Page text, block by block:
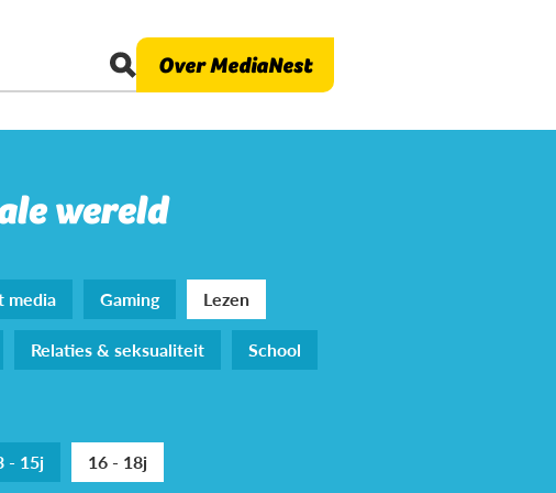
Over MediaNest
wereld
media Gaming
Lezen
Relaties & seksualiteit
School
- 15j 16 - 18j